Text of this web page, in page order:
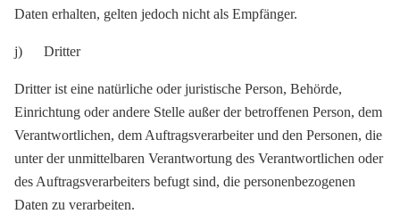
Daten erhalten, gelten jedoch nicht als Empfänger.
j) Dritter
Dritter ist eine natürliche oder juristische Person, Behörde,
Einrichtung oder andere Stelle außer der betroffenen Person, dem
Verantwortlichen, dem Auftragsverarbeiter und den Personen, die
unter der unmittelbaren Verantwortung des Verantwortlichen oder
des Auftragsverarbeiters befugt sind, die personenbezogenen
Daten zu verarbeiten.